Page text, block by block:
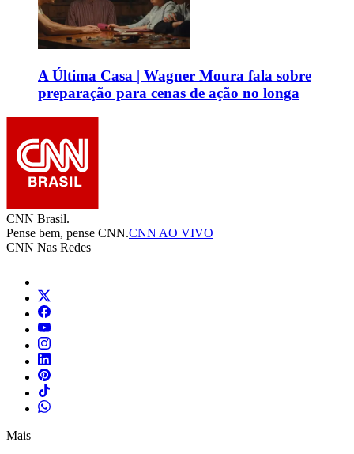
A Última Casa | Wagner Moura fala sobre
preparação para cenas de ação no longa
CNN Brasil.
Pense bem, pense CNN.CNN AO VIVO
CNN Nas Redes
Mais